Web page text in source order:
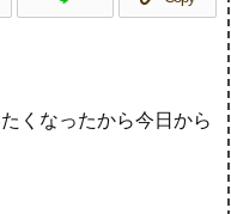
くなったから今日から